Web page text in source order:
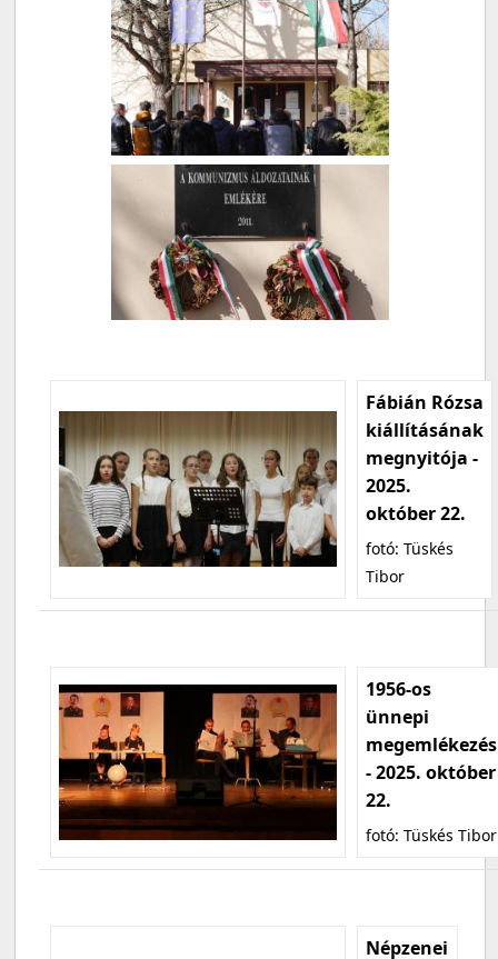
Fábián Rózsa
kiállításának
megnyitója -
2025.
október 22.
fotó: Tüskés
Tibor
1956-os
ünnepi
megemlékezés
- 2025. október
22.
fotó: Tüskés Tibor
Népzenei